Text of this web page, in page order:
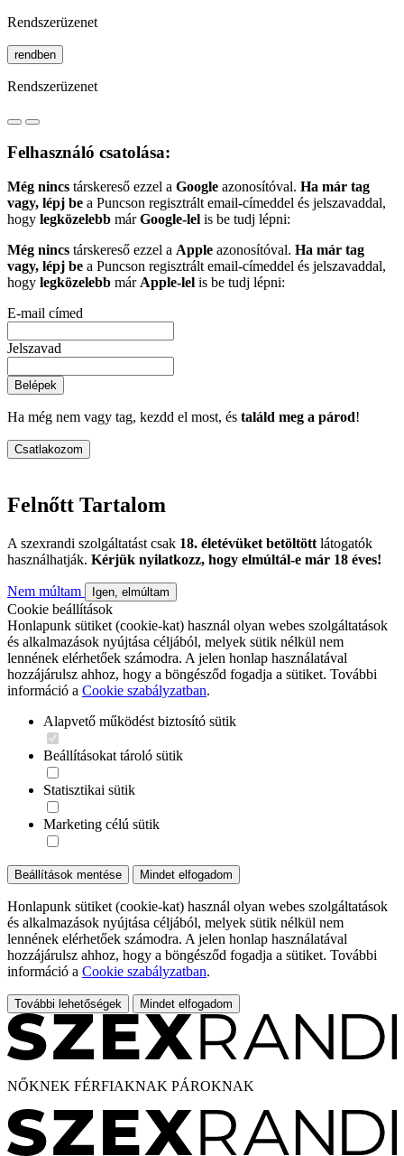
Rendszerüzenet
rendben
Rendszerüzenet
Felhasználó csatolása:
Még nincs társkereső ezzel a Google azonosítóval. Ha már tag
vagy, lépj be a Puncson regisztrált email-címeddel és jelszavaddal,
hogy legközelebb márGoogle-lel is be tudj lépni:
Még nincs társkereső ezzel a Apple azonosítóval. Ha már tag
vagy, lépj be a Puncson regisztrált email-címeddel és jelszavaddal,
hogy legközelebb márApple-lel is be tudj lépni:
E-mail címed
Jelszavad
Belépek
Ha még nem vagy tag, kezdd el most, és találd meg a párod!
Csatlakozom
Felnőtt Tartalom
A szexrandi szolgáltatást csak 18. életévüket betöltött látogatók
használhatják. Kérjük nyilatkozz, hogy elmúltál-e már 18 éves!
Nem múltam Igen, elmúltam
Cookie beállítások
Honlapunk sütiket (cookie-kat) használ olyan webes szolgáltatások
és alkalmazások nyújtása céljából, melyek sütik nélkül nem
lennének elérhetőek számodra. A jelen honlap használatával
hozzájárulsz ahhoz, hogy a böngésződ fogadja a sütiket. További
információ a Cookie szabályzatban.
Alapvető működést biztosító sütik
Beállításokat tároló sütik
Statisztikai sütik
Marketing célú sütik
Beállítások mentése Mindet elfogadom
Honlapunk sütiket (cookie-kat) használ olyan webes szolgáltatások
és alkalmazások nyújtása céljából, melyek sütik nélkül nem
lennének elérhetőek számodra. A jelen honlap használatával
hozzájárulsz ahhoz, hogy a böngésződ fogadja a sütiket. További
információ a Cookie szabályzatban.
További lehetőségek Mindet elfogadom
NŐKNEK FÉRFIAKNAK PÁROKNAK